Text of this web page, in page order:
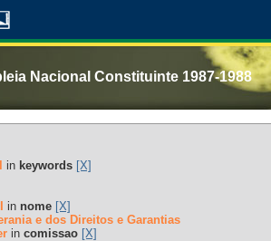
Nacional Constituinte 1987-1988
in keywords [X]
in nome [X]
e dos Direitos e Garantias
in comissao [X]